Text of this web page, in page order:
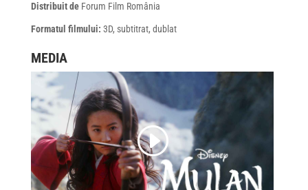
Distribuit deForum Film România
Formatul filmului: 3D, subtitrat, dublat
MEDIA